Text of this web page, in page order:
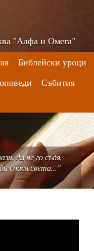
"Алфа и Омега"
Библейски уроци
Събития
Аз не го съдя,
спася света..."